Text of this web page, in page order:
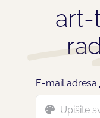
art-
E-mail adresa